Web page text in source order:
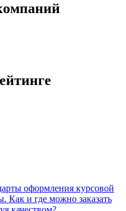
оформления курсовой
Как и где можно заказать